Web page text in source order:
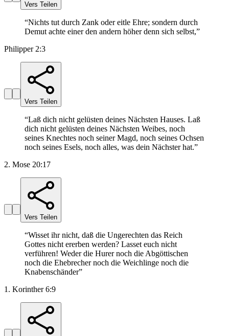
Vers Teilen
“Nichts tut durch Zank oder eitle Ehre; sondern durch
Demut achte einer den andern höher denn sich selbst,”
Philipper 2:3
Vers Teilen
“Laß dich nicht gelüsten deines Nächsten Hauses. Laß
dich nicht gelüsten deines Nächsten Weibes, noch
seines Knechtes noch seiner Magd, noch seines Ochsen
noch seines Esels, noch alles, was dein Nächster hat.”
2. Mose 20:17
Vers Teilen
“Wisset ihr nicht, daß die Ungerechten das Reich
Gottes nicht ererben werden? Lasset euch nicht
verführen! Weder die Hurer noch die Abgöttischen
noch die Ehebrecher noch die Weichlinge noch die
Knabenschänder”
1. Korinther 6:9